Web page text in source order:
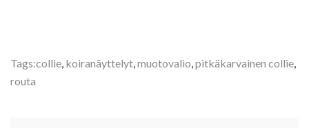
Tags:collie, koiranäyttelyt,muotovalio,pitkäkarvainen collie,
routa